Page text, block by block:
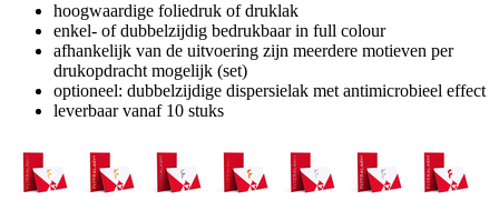
hoogwaardige foliedruk of druklak
enkel- of dubbelzijdig bedrukbaar in full colour
afhankelijk van de uitvoering zijn meerdere motieven per
drukopdracht mogelijk (set)
optioneel: dubbelzijdige dispersielak met antimicrobieel effect
leverbaar vanaf 10 stuks